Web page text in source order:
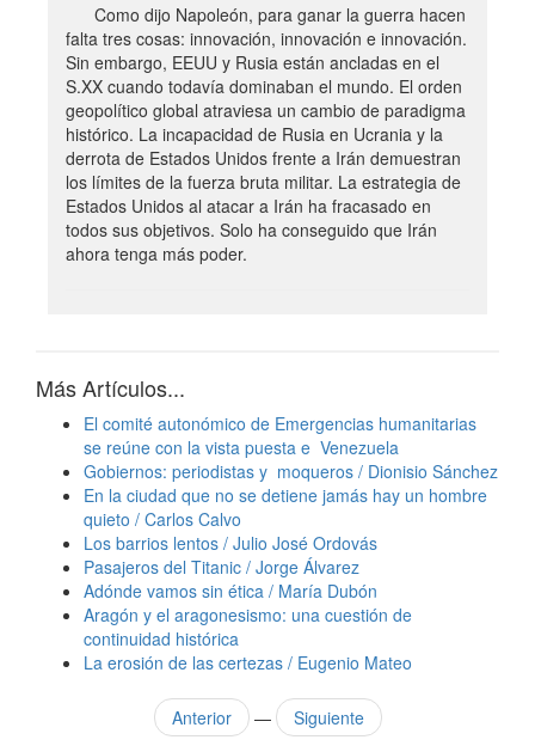
Como dijo Napoleón, para ganar la guerra hacen
falta tres cosas: innovación, innovación e innovación.
Sin embargo, EEUU y Rusia están ancladas en el
S.XX cuando todavía dominaban el mundo. El orden
geopolítico global atraviesa un cambio de paradigma
histórico. La incapacidad de Rusia en Ucrania y la
derrota de Estados Unidos frente a Irán demuestran
los límites de la fuerza bruta militar. La estrategia de
Estados Unidos al atacar a Irán ha fracasado en
todos sus objetivos. Solo ha conseguido que Irán
ahora tenga más poder.
Más Artículos...
El comité autonómico de Emergencias humanitarias
se reúne con la vista puesta e Venezuela
Gobiernos: periodistas y moqueros / Dionisio Sánchez
En la ciudad que no se detiene jamás hay un hombre
quieto / Carlos Calvo
Los barrios lentos / Julio José Ordovás
Pasajeros del Titanic / Jorge Álvarez
Adónde vamos sin ética / María Dubón
Aragón y el aragonesismo: una cuestión de
continuidad histórica
La erosión de las certezas / Eugenio Mateo
Anterior — Siguiente